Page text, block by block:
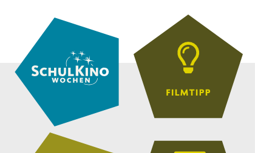
DELEGATION
8.–13. Jahrgangsstufe